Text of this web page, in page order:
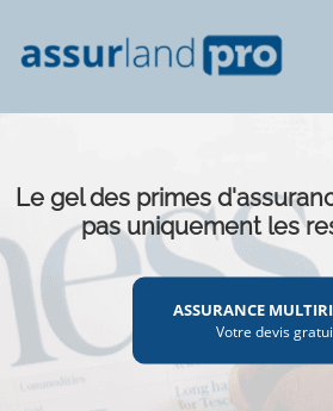
Le gel des primes
pas uniquement les
ASSURANCE
Votre devis